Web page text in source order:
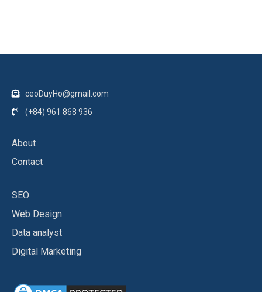
ceoDuyHo@gmail.com
(+84) 961 868 936
About
Contact
SEO
Web Design
Data analyst
Digital Marketing